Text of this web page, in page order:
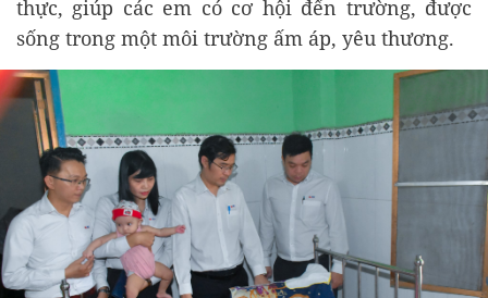
thực, giúp các em có cơ hội đến trường, được
sống trong một môi trường ấm áp, yêu thương.